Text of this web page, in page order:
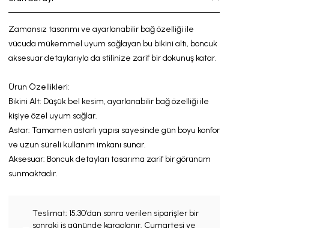
Zamansız tasarımı ve ayarlanabilir bağ özelliği ile
vücuda mükemmel uyum sağlayan bu bikini altı, boncuk
aksesuar detaylarıyla da stilinize zarif bir dokunuş katar.
Ürün Özellikleri:
Bikini Alt: Düşük bel kesim, ayarlanabilir bağ özelliği ile
kişiye özel uyum sağlar.
Astar: Tamamen astarlı yapısı sayesinde gün boyu konfor
ve uzun süreli kullanım imkanı sunar.
Aksesuar: Boncukdetayları tasarıma zarif bir görünüm
sunmaktadır.
Teslimat; 15.30'dan sonra verilen siparişler bir
sonraki iş gününde kargolanır. Cumartesi ve